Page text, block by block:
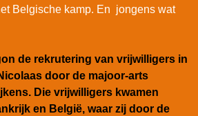
Belgische kamp. En jongens wat
de rekrutering van vrijwilligers in
door de majoor-arts
Die vrijwilligers kwamen
en België, waar zij door de